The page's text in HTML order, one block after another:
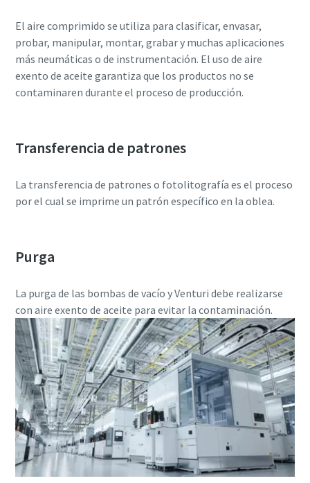
El aire comprimido se utiliza para clasificar, envasar,
probar, manipular, montar, grabar y muchas aplicaciones
más neumáticas o de instrumentación. El uso de aire
exento de aceite garantiza que los productos no se
contaminaren durante el proceso de producción.
Transferencia de patrones
La transferencia de patrones o fotolitografía es el proceso
por el cual se imprime un patrón específico en la oblea.
Purga
La purga de las bombas de vacío y Venturi debe realizarse
con aire exento de aceite para evitar la contaminación.